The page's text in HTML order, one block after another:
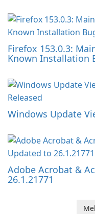
Firefox 153.0.3:
Known Installation
Windows Update
Adobe Acrobat &
26.1.21771